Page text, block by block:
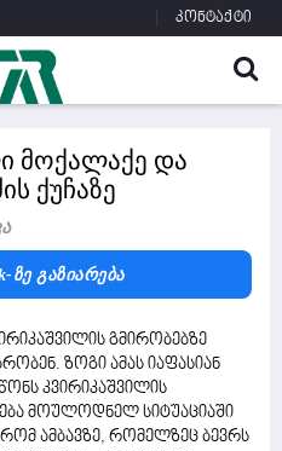
კონტაქტი
მოქალაქე და
ქუჩაზე
Ზე Გაზიარება
გმირობებზე
ზოგი ამას იაფასიან
კვირიკაშვილის
მოულოდნელ სიტუაციაში
ამბავზე, რომელზეც ბევრს